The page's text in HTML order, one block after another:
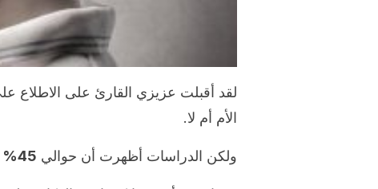
لقد أقبلت عزيزي القارئ على الاطلاع
الأم أم لا.
ولكن الدراسات أظهرت أن حوالي 45% إلى 55% فقط من الذكاء يعود إلى أسباب وراثية.